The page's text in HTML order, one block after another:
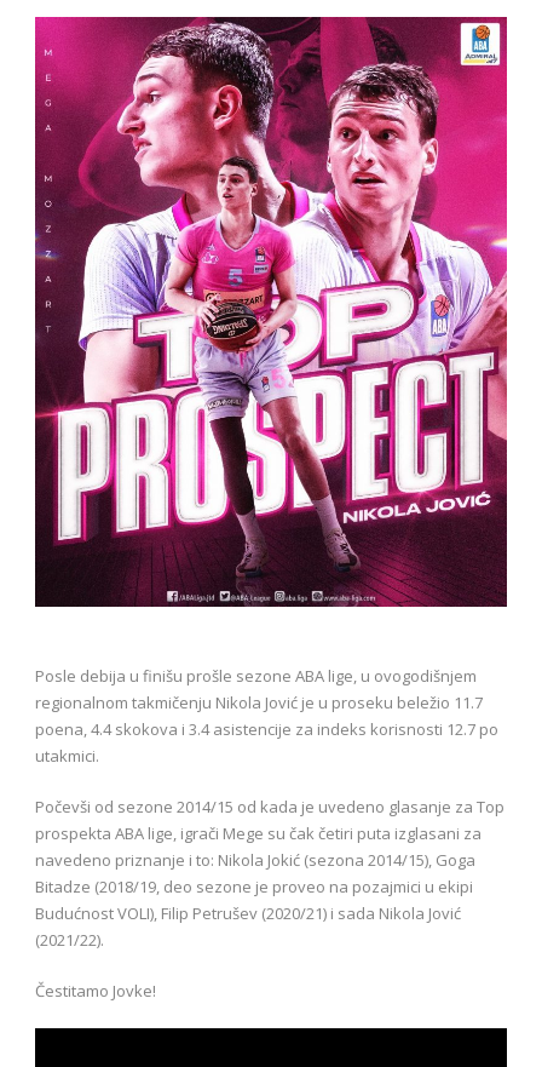
Posle debija u finišu prošle sezone ABA lige, u ovogodišnjem
regionalnom takmičenju Nikola Jović je u proseku beležio 11.7
poena, 4.4 skokova i 3.4 asistencije za indeks korisnosti 12.7 po
utakmici.
Počevši od sezone 2014/15 od kada je uvedeno glasanje za Top
prospekta ABA lige, igrači Mege su čak četiri puta izglasani za
navedeno priznanje i to: Nikola Jokić (sezona 2014/15), Goga
Bitadze (2018/19, deo sezone je proveo na pozajmici u ekipi
Budućnost VOLI), Filip Petrušev (2020/21) i sada Nikola Jović
(2021/22).
Čestitamo Jovke!